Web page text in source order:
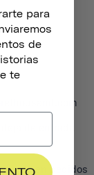
de entrada
en pedidos
para
de
te